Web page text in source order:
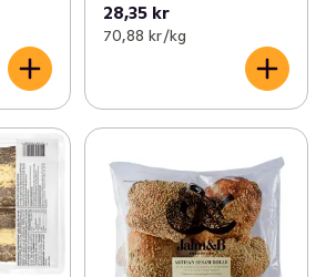
28,35 kr
70,88 kr /kg